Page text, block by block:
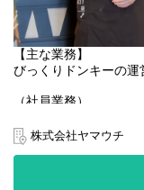
【主な業務】
びっくりドンキーの運
（社員業務）
アルバイトの採用面
シフト作成
会議資料の作成・事
数値管理（売り上げ
株式会社ヤマウチ